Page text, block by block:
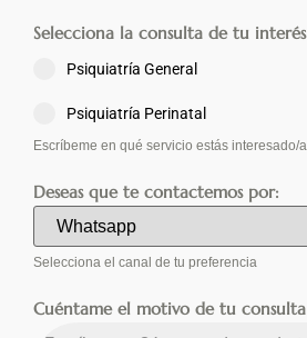
Selecciona la consulta de tu interés
Psiquiatría General
Psiquiatría Perinatal
Escríbeme en qué servicio estás interesado/a
Deseas que te contactemos por:
Selecciona el canal de tu preferencia
Cuéntame el motivo de tu consulta